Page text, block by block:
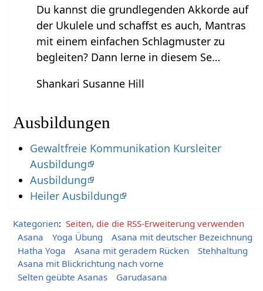
Du kannst die grundlegenden Akkorde auf
der Ukulele und schaffst es auch, Mantras
mit einem einfachen Schlagmuster zu
begleiten? Dann lerne in diesem Se…
Shankari Susanne Hill
Ausbildungen
Gewaltfreie Kommunikation Kursleiter
Ausbildung
Ausbildung
Heiler Ausbildung
Kategorien: Seiten, die die RSS-Erweiterung verwenden
Asana
Yoga Übung
Asana mit deutscher Bezeichnung
Hatha Yoga
Asana mit geradem Rücken
Stehhaltung
Asana mit Blickrichtung nach vorne
Selten geübte Asanas
Garudasana